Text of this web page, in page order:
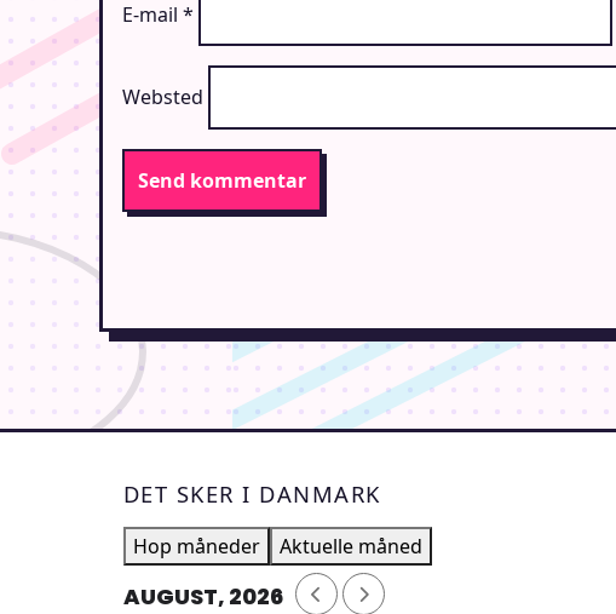
E-mail *
Websted
DET SKER I DANMARK
Hop måneder Aktuelle måned
AUGUST, 2026